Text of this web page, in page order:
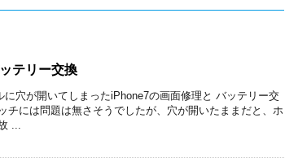
テリー交換
穴が開いてしまったiPhone7の画面修理と バッテリー交
チには問題は無さそうでしたが、穴が開いたままだと、ホ
...